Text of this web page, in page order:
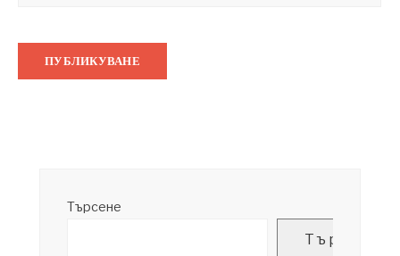
Търсене
Търсене